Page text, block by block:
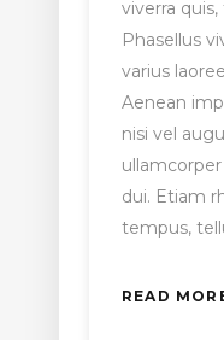
viverra
Phasellus
varius
Aenean
nisi vel
dui. Etiam
tempus,
READ